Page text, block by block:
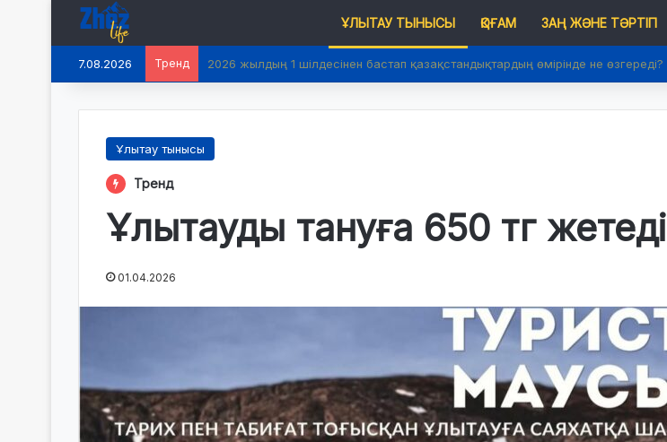
ҰЛЫТАУ ТЫНЫСЫ ҚОҒАМ ЗАҢ ЖӘНЕ ТӘРТІП
7.08.2026 Тренд 2026 жылдың 1 шілдесінен бастап қазақстандықтардың өмірінде не өзгереді?
Ұлытау тынысы
Тренд
Ұлытауды тануға 650 тг жетеді
01.04.2026